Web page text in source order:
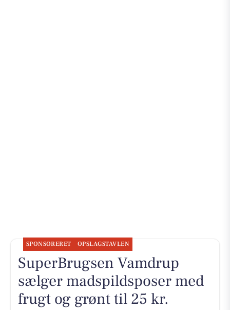
SPONSORERET OPSLAGSTAVLEN
SuperBrugsen Vamdrup
sælger madspildsposer med
frugt og grønt til 25 kr.